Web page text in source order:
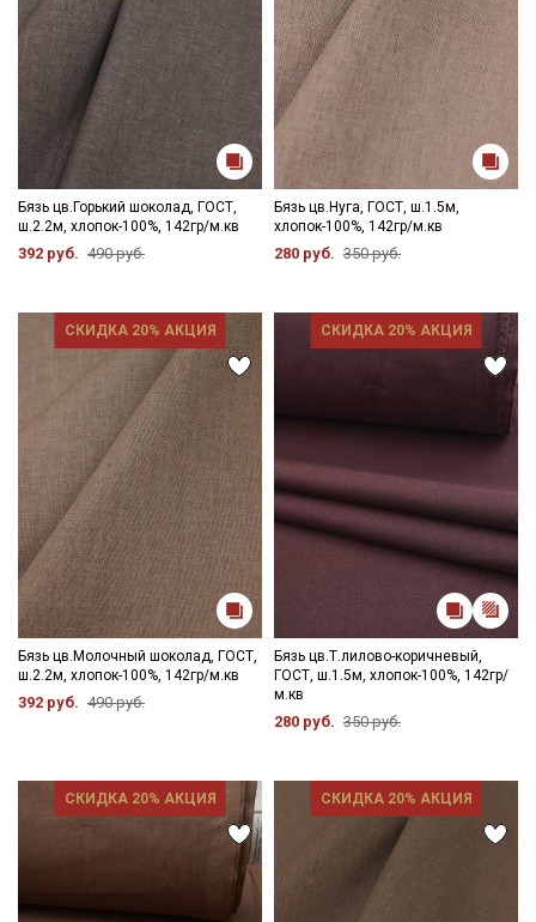
Бязь цв.Горький шоколад, ГОСТ,
ш.2.2м, хлопок-100%, 142гр/м.кв
392 руб. 490 руб.
Бязь цв.Нуга, ГОСТ, ш.1.5м,
хлопок-100%, 142гр/м.кв
280 руб. 350 руб.
СКИДКА 20% АКЦИЯ
Бязь цв.Молочный шоколад, ГОСТ,
ш.2.2м, хлопок-100%, 142гр/м.кв
392 руб. 490 руб.
СКИДКА 20% АКЦИЯ
Бязь цв.Т.лилово-коричневый,
ГОСТ, ш.1.5м, хлопок-100%, 142гр/
м.кв
280 руб. 350 руб.
СКИДКА 20% АКЦИЯ СКИДКА 20% АКЦИЯ